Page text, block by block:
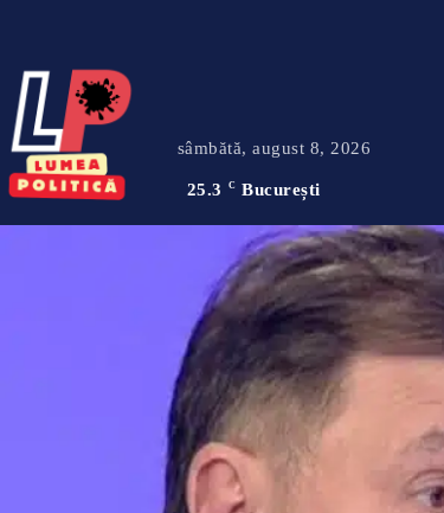
sâmbătă, august 8, 2026
25.3 C București